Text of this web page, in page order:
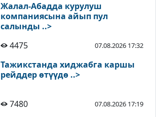
Жалал-Абадда курулуш
компаниясына айып пул
салынды ..>
4475
07.08.2026 17:32
Тажикстанда хиджабга каршы
рейддер өтүүдө ..>
7480 07.08.2026 17:19